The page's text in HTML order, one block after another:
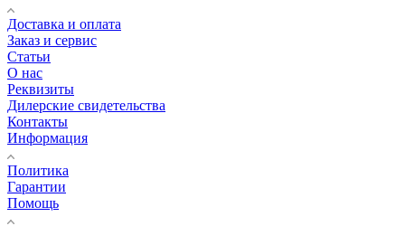
Доставка и оплата
Заказ и сервис
Статьи
О нас
Реквизиты
Дилерские свидетельства
Контакты
Информация
Политика
Гарантии
Помощь